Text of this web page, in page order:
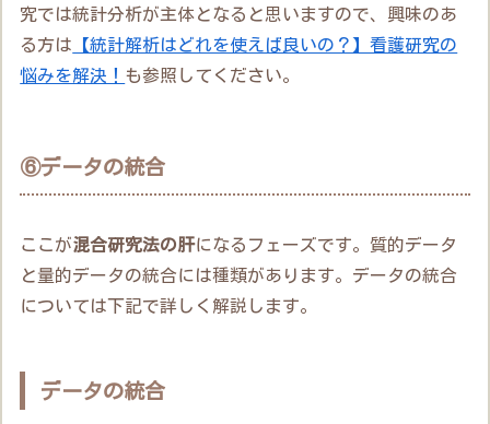
究では統計分析が主体となると思いますので、興味のあ
る方は 【統計解析はどれを使えば良いの？】看護研究の
悩みを解決！ も参照してください。
⑥データの統合
ここが混合研究法の肝になるフェーズです。質的データ
と量的データの統合には種類があります。データの統合
については下記で詳しく解説します。
データの統合